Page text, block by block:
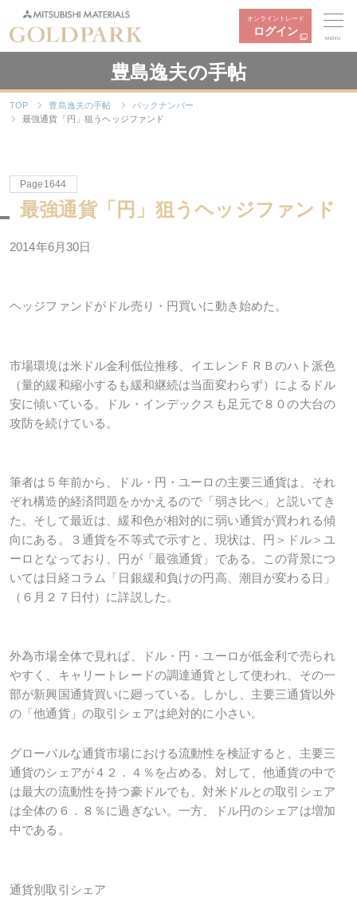
オンライントレード
ログイン
MENU
豊島逸夫の手帖
TOP 豊島逸夫の手帖
バックナンバー
最強通貨「円」狙うヘッジファンド
Page1644
最強通貨「円」狙うヘッジファンド
2014年6月30日
ヘッジファンドがドル売り・円買いに動き始めた。
市場環境は米ドル金利低位推移、イエレンＦＲＢのハト派色
（量的緩和縮小するも緩和継続は当面変わらず）によるドル
安に傾いている。ドル・インデックスも足元で８０の大台の
攻防を続けている。
筆者は５年前から、ドル・円・ユーロの主要三通貨は、それ
ぞれ構造的経済問題をかかえるので「弱さ比べ」と説いてき
た。そして最近は、緩和色が相対的に弱い通貨が買われる傾
向にある。３通貨を不等式で示すと、現状は、円＞ドル＞ユ
ーロとなっており、円が「最強通貨」である。この背景につ
いては日経コラム「日銀緩和負けの円高、潮目が変わる日」
（６月２７日付）に詳説した。
外為市場全体で見れば、ドル・円・ユーロが低金利で売られ
やすく、キャリートレードの調達通貨として使われ、その一
部が新興国通貨買いに廻っている。しかし、主要三通貨以外
の「他通貨」の取引シェアは絶対的に小さい。
グローバルな通貨市場における流動性を検証すると、主要三
通貨のシェアが４２．４％を占める。対して、他通貨の中で
は最大の流動性を持つ豪ドルでも、対米ドルとの取引シェア
は全体の６．８％に過ぎない。一方、ドル円のシェアは増加
中である。
通貨別取引シェア